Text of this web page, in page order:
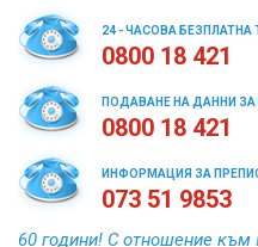
24 - ЧАСОВА
0800 18 421
ПОДАВАНЕ НА ДАННИ
0800 18 421
ИНФОРМАЦИЯ ЗА
073 51 9853